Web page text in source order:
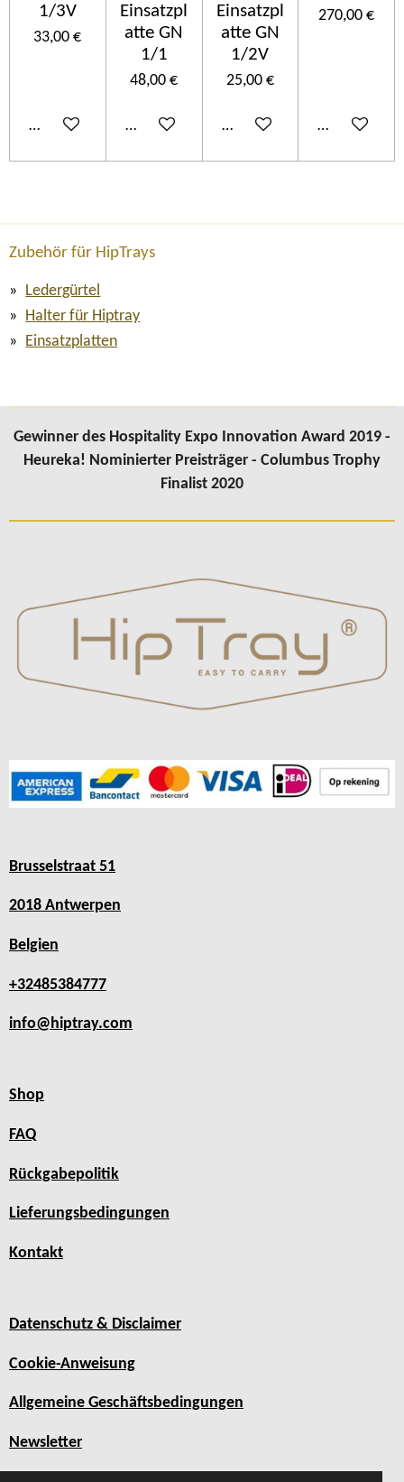
1/3V
33,00 €
In den Warenkorb
Einsatzpl
atte GN
1/1
48,00 €
In den Warenkorb
Einsatzpl
atte GN
1/2V
25,00 €
In den Warenkorb
270,00 €
In den
Zubehör für HipTrays
Ledergürtel
Halter für Hiptray
Einsatzplatten
Gewinner des Hospitality Expo Innovation Award 2019 -
Heureka! Nominierter Preisträger - Columbus Trophy
Finalist 2020
Brusselstraat 51
2018 Antwerpen
Belgien
+32485384777
info@hiptray.com
Shop
FAQ
Rückgabepolitik
Lieferungsbedingungen
Kontakt
Datenschutz & Disclaimer
Cookie-Anweisung
Allgemeine Geschäftsbedingungen
Newsletter